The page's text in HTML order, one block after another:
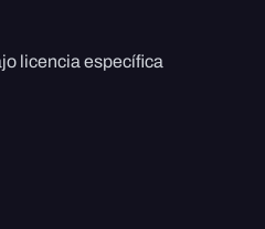
licencia específica